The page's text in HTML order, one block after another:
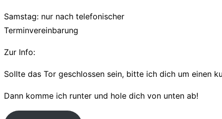
Samstag: nur nach telefonischer
Terminvereinbarung
Zur Info:
Sollte das Tor geschlossen sein, bitte ich dich um einen
Dann komme ich runter und hole dich von unten ab!